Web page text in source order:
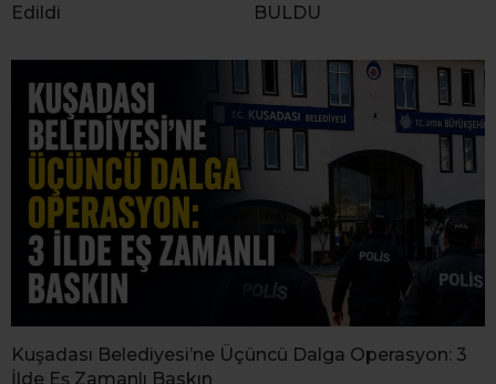
Edildi
BULDU
Kuşadası Belediyesi’ne Üçüncü Dalga Operasyon: 3
İlde Eş Zamanlı Baskın